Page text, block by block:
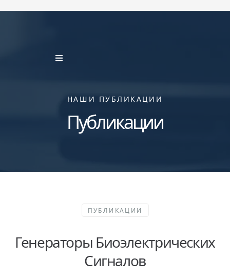
НАШИ ПУБЛИКАЦИИ
Публикации
ПУБЛИКАЦИИ
Генераторы Биоэлектрических
Сигналов